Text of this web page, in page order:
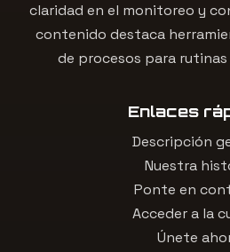
claridad en el monitoreo y
contenido destaca
de procesos para rutinas
Enlaces
Descripción
Nuestra
Ponte en
Acceder a la
Únete